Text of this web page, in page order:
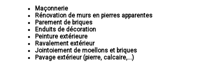
Maçonnerie
Rénovation de murs en pierres apparentes
Parement de briques
Enduits de décoration
Peinture extérieure
Ravalement extérieur
Jointoiement de moellons et briques
Pavage extérieur (pierre, calcaire,...)